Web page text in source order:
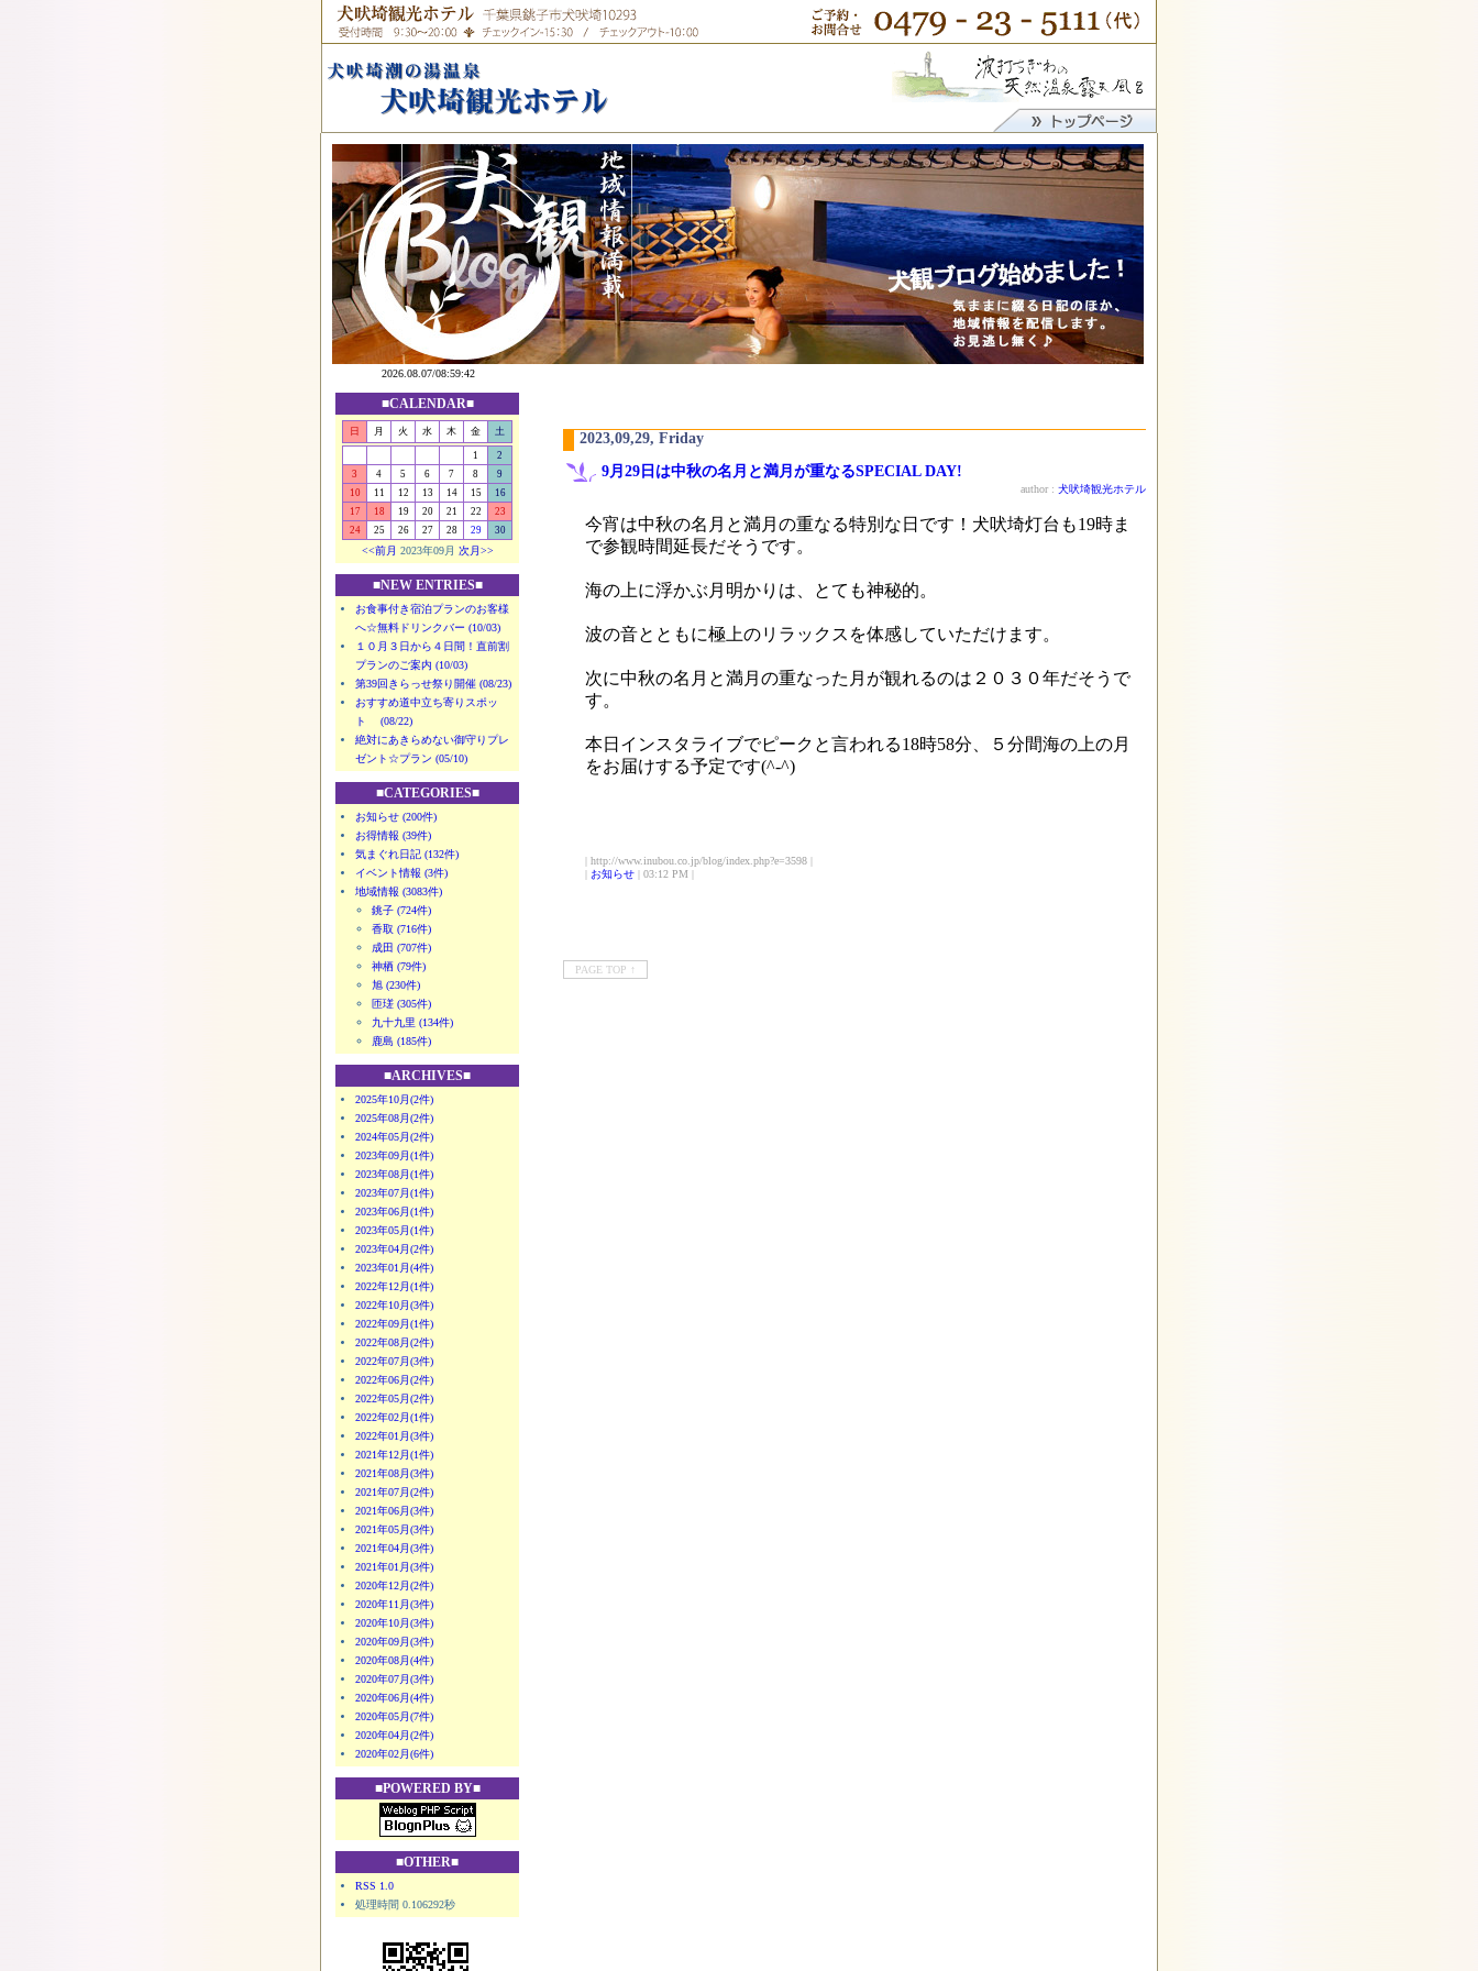
■CALENDAR■
日 月 火 水 木 金 土
1
2
3
4 5 6 7 8
9
10
11 12 13 14 15
16
17
18 19 20 21 22
23
24
25 26 27 28 29 30
<<前月 2023年09月 次月>>
■NEW ENTRIES■
お食事付き宿泊プランのお客様
へ☆無料ドリンクバー (10/03)
１０月３日から４日間！直前割
プランのご案内 (10/03)
第39回きらっせ祭り開催 (08/23)
おすすめ道中立ち寄りスポッ
ト (08/22)
絶対にあきらめない御守りプレ
ゼント☆プラン (05/10)
■CATEGORIES■
お知らせ (200件)
お得情報 (39件)
気まぐれ日記 (132件)
イベント情報 (3件)
地域情報 (3083件)
銚子 (724件)
香取 (716件)
成田 (707件)
神栖 (79件)
旭 (230件)
匝瑳 (305件)
九十九里 (134件)
鹿島 (185件)
■ARCHIVES■
2025年10月(2件)
2025年08月(2件)
2024年05月(2件)
2023年09月(1件)
2023年08月(1件)
2023年07月(1件)
2023年06月(1件)
2023年05月(1件)
2023年04月(2件)
2023年01月(4件)
2022年12月(1件)
2022年10月(3件)
2022年09月(1件)
2022年08月(2件)
2022年07月(3件)
2022年06月(2件)
2022年05月(2件)
2022年02月(1件)
2022年01月(3件)
2021年12月(1件)
2021年08月(3件)
2021年07月(2件)
2021年06月(3件)
2021年05月(3件)
2021年04月(3件)
2021年01月(3件)
2020年12月(2件)
2020年11月(3件)
2020年10月(3件)
2020年09月(3件)
2020年08月(4件)
2020年07月(3件)
2020年06月(4件)
2020年05月(7件)
2020年04月(2件)
2020年02月(6件)
■POWERED BY■
■OTHER■
RSS 1.0
処理時間 0.106292秒
2023,09,29, Friday
9月29日は中秋の名月と満月が重なるSPECIAL DAY!
author : 犬吠埼観光ホテル
今宵は中秋の名月と満月の重なる特別な日です！犬吠埼灯台も19時ま
で参観時間延長だそうです。
海の上に浮かぶ月明かりは、とても神秘的。
波の音とともに極上のリラックスを体感していただけます。
次に中秋の名月と満月の重なった月が観れるのは２０３０年だそうで
す。
本日インスタライブでピークと言われる18時58分、５分間海の上の月
をお届けする予定です(^-^)
| http://www.inubou.co.jp/blog/index.php?e=3598 |
| お知らせ | 03:12 PM |
PAGE TOP ↑